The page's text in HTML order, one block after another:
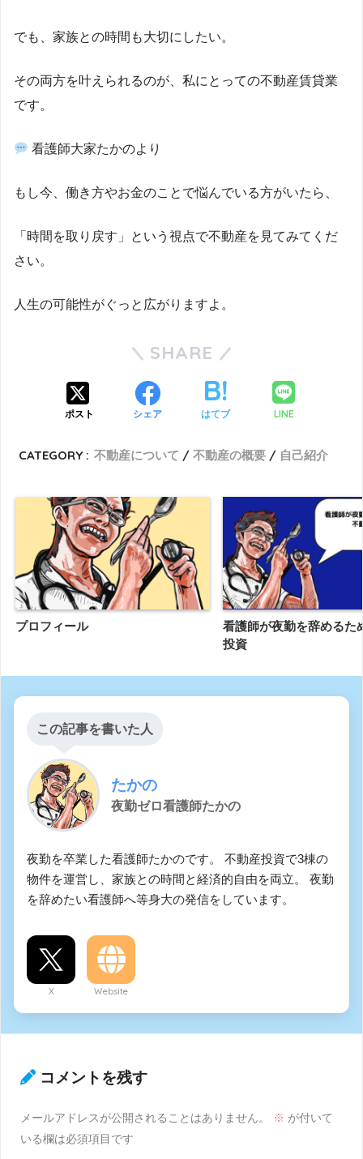
でも、家族との時間も大切にしたい。
その両方を叶えられるのが、私にとっての不動産賃貸業
です。
看護師大家たかのより
もし今、働き方やお金のことで悩んでいる方がいたら、
「時間を取り戻す」という視点で不動産を見てみてくだ
さい。
人生の可能性がぐっと広がりますよ。
SHARE
ポスト シェア はてブ LINE
CATEGORY : 不動産について 不動産の概要 自己紹介
プロフィール
看護師が夜勤を辞めるた
投資
この記事を書いた人
たかの
夜勤ゼロ看護師たかの
夜勤を卒業した看護師たかのです。 不動産投資で3棟の
物件を運営し、家族との時間と経済的自由を両立。 夜勤
を辞めたい看護師へ等身大の発信をしています。
X Website
コメントを残す
メールアドレスが公開されることはありません。 ※ が付いて
いる欄は必須項目です